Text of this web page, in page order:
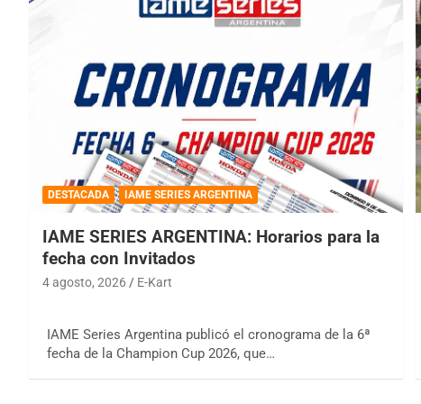
DESTACADA IAME SERIES ARGENTINA
IAME SERIES ARGENTINA: Horarios para la
fecha con Invitados
4 agosto, 2026 E-Kart
IAME Series Argentina publicó el cronograma de la 6ª
fecha de la Champion Cup 2026, que…